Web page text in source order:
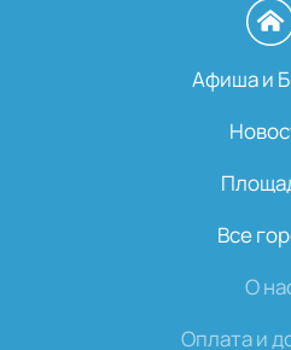
Афиша и
Все
О
Оплата и